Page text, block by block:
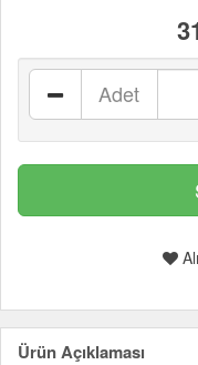
Adet
Ürün Açıklaması